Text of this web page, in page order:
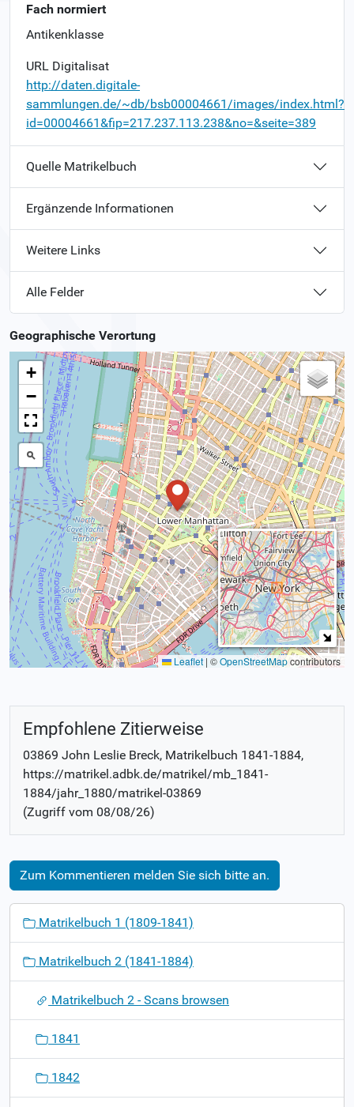
Fach normiert
Antikenklasse
URL Digitalisat
http://daten.digitale-
sammlungen.de/~db/bsb00004661/images/index.html?
id=00004661&fip=217.237.113.238&no=&seite=389
Quelle Matrikelbuch
Ergänzende Informationen
Weitere Links
Alle Felder
Geographische Verortung
+
−
Leaflet | ©OpenStreetMapcontributors
Empfohlene Zitierweise
03869 John Leslie Breck, Matrikelbuch 1841-1884,
https://matrikel.adbk.de/matrikel/mb_1841-
1884/jahr_1880/matrikel-03869
(Zugriff vom 08/08/26)
Zum Kommentieren melden Sie sich bitte an.
o
Matrikelbuch 1 (1809-1841)
Matrikelbuch 2 (1841-1884)
Matrikelbuch 2 - Scans browsen
1841
1842